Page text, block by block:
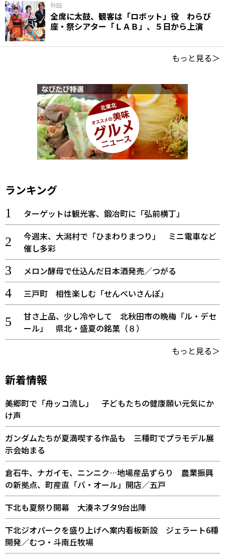
秋田
全席に太鼓、観客は「ロボット」役 わらび
座・祭シアター「ＬＡＢ」、５日から上演
もっと見る＞
ランキング
ターゲットは観光客、鍛冶町に「弘前横丁」
今週末、大潟村で「ひまわりまつり」 ミニ電車など
催し多彩
メロン酵母で仕込んだ日本酒発売／つがる
三戸町 相性楽しむ「せんべいさんぽ」
甘さ上品、少し冷やして 北秋田市の晩梅「ル・デセ
ール」 県北・盛夏の銘菓（８）
もっと見る＞
新着情報
美郷町で「舟ッコ流し」 子どもたちの健康願い元気にか
け声
ガンダムたちが夏満喫する作品も 三種町でプラモデル展
示会始まる
倉石牛、ナガイモ、ニンニク…地場産品ずらり 農業振興
の新拠点、町産直「バ・オール」開店／五戸
下北も夏祭り開幕 大湊ネブタ9台出陣
下北ジオパークを盛り上げへ案内看板新設 ジェラート6種
開発／むつ・斗南丘牧場